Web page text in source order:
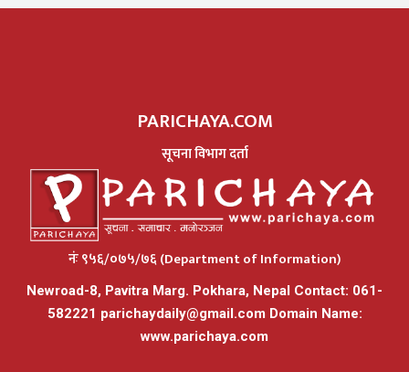
PARICHAYA.COM
सूचना विभाग दर्ता
नंः ९५६/०७५/७६ (Department of Information)
Newroad-8, Pavitra Marg. Pokhara, Nepal Contact: 061-
582221 parichaydaily@gmail.comDomain Name:
www.parichaya.com